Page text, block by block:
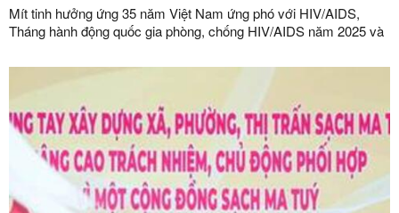
Mít tinh hưởng ứng 35 năm Việt Nam ứng phó với HIV/AIDS,
Tháng hành động quốc gia phòng, chống HIV/AIDS năm 2025 và